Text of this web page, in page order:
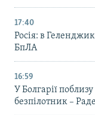
17:40
Росія: в
БпЛА
16:59
У Болгарії
безпілотник –